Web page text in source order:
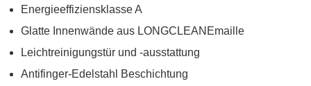
Energieeffiziensklasse A
Glatte Innenwände aus LONGCLEANEmaille
Leichtreinigungstür und -ausstattung
Antifinger-Edelstahl Beschichtung